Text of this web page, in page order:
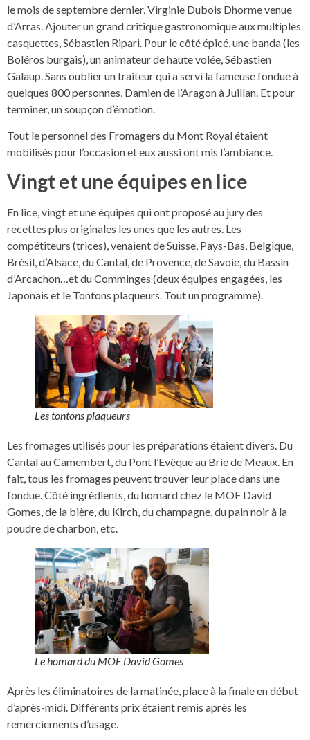
le mois de septembre dernier, Virginie Dubois Dhorme venue
d’Arras. Ajouter un grand critique gastronomique aux multiples
casquettes, Sébastien Ripari. Pour le côté épicé, une banda (les
Boléros burgais), un animateur de haute volée, Sébastien
Galaup. Sans oublier un traiteur qui a servi la fameuse fondue à
quelques 800 personnes, Damien de l’Aragon à Juillan. Et pour
terminer, un soupçon d’émotion.
Tout le personnel des Fromagers du Mont Royal étaient
mobilisés pour l’occasion et eux aussi ont mis l’ambiance.
Vingt et une équipes en lice
En lice, vingt et une équipes qui ont proposé au jury des
recettes plus originales les unes que les autres. Les
compétiteurs (trices), venaient de Suisse, Pays-Bas, Belgique,
Brésil, d’Alsace, du Cantal, de Provence, de Savoie, du Bassin
d’Arcachon…et du Comminges (deux équipes engagées, les
Japonais et le Tontons plaqueurs. Tout un programme).
Les tontons plaqueurs
Les fromages utilisés pour les préparations étaient divers. Du
Cantal au Camembert, du Pont l’Evêque au Brie de Meaux. En
fait, tous les fromages peuvent trouver leur place dans une
fondue. Côté ingrédients, du homard chez le MOF David
Gomes, de la bière, du Kirch, du champagne, du pain noir à la
poudre de charbon, etc.
Le homard du MOF David Gomes
Après les éliminatoires de la matinée, place à la finale en début
d’après-midi. Différents prix étaient remis après les
remerciements d’usage.